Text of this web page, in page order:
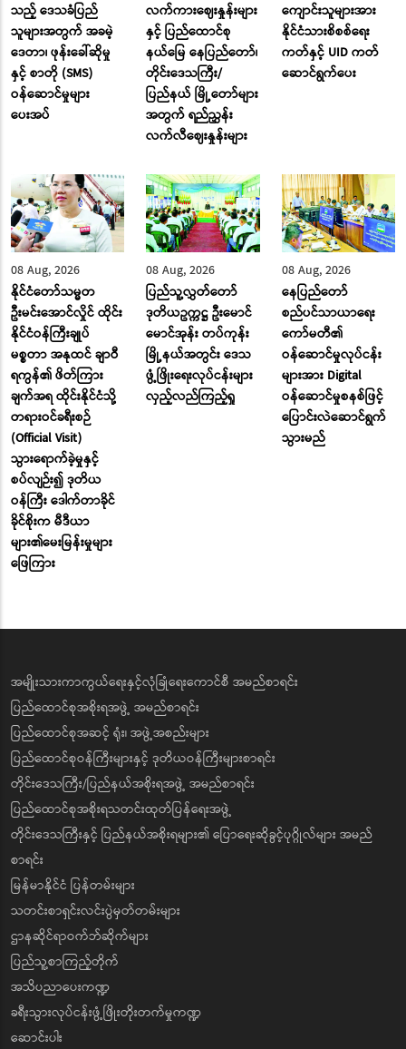
သည့် ဒေသခံပြည်
သူများအတွက် အခမဲ့
ဒေတာ၊ ဖုန်းခေါ်ဆိုမှု
နှင့် စာတို (SMS)
ဝန်ဆောင်မှုများ
ပေးအပ်
လက်ကားဈေးနှုန်းများ
နှင့် ပြည်ထောင်စု
နယ်မြေ နေပြည်တော်၊
တိုင်းဒေသကြီး/
ပြည်နယ် မြို့တော်များ
အတွက် ရည်ညွှန်း
လက်လီဈေးနှုန်းများ
ကျောင်းသူများအား
နိုင်ငံသားစိစစ်ရေး
ကတ်နှင့် UID ကတ်
ဆောင်ရွက်ပေး
08 Aug, 2026
နိုင်ငံတော်သမ္မတ
ဦးမင်းအောင်လှိုင် ထိုင်း
နိုင်ငံဝန်ကြီးချုပ်
မစ္စတာ အနုထင် ချာဝီ
ရကွန်၏ ဖိတ်ကြား
ချက်အရ ထိုင်းနိုင်ငံသို့
တရားဝင်ခရီးစဉ်
(Official Visit)
သွားရောက်ခဲ့မှုနှင့်
စပ်လျဉ်း၍ ဒုတိယ
ဝန်ကြီး ဒေါက်တာခိုင်
ခိုင်စိုးက မီဒီယာ
များ၏မေးမြန်းမှုများ
ဖြေကြား
08 Aug, 2026
ပြည်သူ့လွှတ်တော်
ဒုတိယဥက္ကဋ္ဌ ဦးမောင်
မောင်အုန်း တပ်ကုန်း
မြို့နယ်အတွင်း ဒေသ
ဖွံ့ဖြိုးရေးလုပ်ငန်းများ
လှည့်လည်ကြည့်ရှု
08 Aug, 2026
နေပြည်တော်
စည်ပင်သာယာရေး
ကော်မတီ၏
ဝန်ဆောင်မှုလုပ်ငန်း
များအား Digital
ဝန်ဆောင်မှုစနစ်ဖြင့်
ပြောင်းလဲဆောင်ရွက်
သွားမည်
အမျိုးသားကာကွယ်ရေးနှင့်လုံခြုံရေးကောင်စီ အမည်စာရင်း
ပြည်ထောင်စုအစိုးရအဖွဲ့ အမည်စာရင်း
ပြည်ထောင်စုအဆင့် ရုံး၊ အဖွဲ့အစည်းများ
ပြည်ထောင်စုဝန်ကြီးများနှင့် ဒုတိယဝန်ကြီးများစာရင်း
တိုင်းဒေသကြီး/ပြည်နယ်အစိုးရအဖွဲ့ အမည်စာရင်း
ပြည်ထောင်စုအစိုးရသတင်းထုတ်ပြန်ရေးအဖွဲ့
တိုင်းဒေသကြီးနှင့် ပြည်နယ်အစိုးရများ၏ ပြောရေးဆိုခွင့်ပုဂ္ဂိုလ်များ အမည်
စာရင်း
မြန်မာနိုင်ငံ ပြန်တမ်းများ
သတင်းစာရှင်းလင်းပွဲမှတ်တမ်းများ
ဌာနဆိုင်ရာဝက်ဘ်ဆိုက်များ
ပြည်သူ့စာကြည့်တိုက်
အသိပညာပေးကဏ္ဍ
ခရီးသွားလုပ်ငန်းဖွံ့ဖြိုးတိုးတက်မှုကဏ္ဍ
ဆောင်းပါး